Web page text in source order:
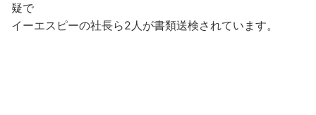
疑で
イーエスピーの社長ら2人が書類送検されています。